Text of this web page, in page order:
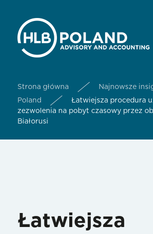
Strona główna
Najnowsze
Poland
Łatwiejsza procedura
zezwolenia na pobyt czasowy przez
Białorusi
Łatwiejsza